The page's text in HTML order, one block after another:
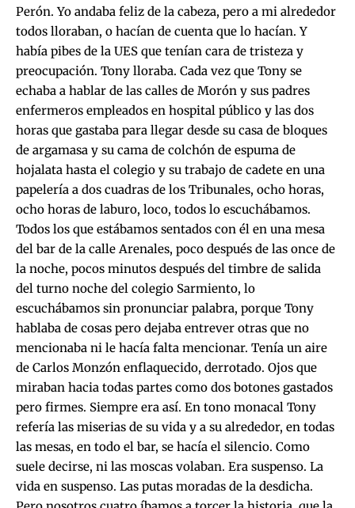
Perón. Yo andaba feliz de la cabeza, pero a mi alrededor
todos lloraban, o hacían de cuenta que lo hacían. Y
había pibes de la UES que tenían cara de tristeza y
preocupación. Tony lloraba. Cada vez que Tony se
echaba a hablar de las calles de Morón y sus padres
enfermeros empleados en hospital público y las dos
horas que gastaba para llegar desde su casa de bloques
de argamasa y su cama de colchón de espuma de
hojalata hasta el colegio y su trabajo de cadete en una
papelería a dos cuadras de los Tribunales, ocho horas,
ocho horas de laburo, loco, todos lo escuchábamos.
Todos los que estábamos sentados con él en una mesa
del bar de la calle Arenales, poco después de las once de
la noche, pocos minutos después del timbre de salida
del turno noche del colegio Sarmiento, lo
escuchábamos sin pronunciar palabra, porque Tony
hablaba de cosas pero dejaba entrever otras que no
mencionaba ni le hacía falta mencionar. Tenía un aire
de Carlos Monzón enflaquecido, derrotado. Ojos que
miraban hacia todas partes como dos botones gastados
pero firmes. Siempre era así. En tono monacal Tony
refería las miserias de su vida y a su alrededor, en todas
las mesas, en todo el bar, se hacía el silencio. Como
suele decirse, ni las moscas volaban. Era suspenso. La
vida en suspenso. Las putas moradas de la desdicha.